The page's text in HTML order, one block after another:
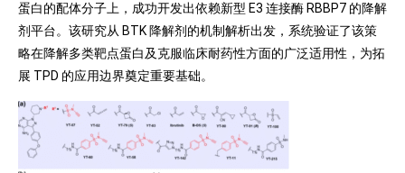
蛋白的配体分子上，成功开发出依赖新型 E3 连接酶 RBBP7 的降解
剂平台。该研究从 BTK 降解剂的机制解析出发，系统验证了该策
略在降解多类靶点蛋白及克服临床耐药性方面的广泛适用性，为拓
展 TPD 的应用边界奠定重要基础。